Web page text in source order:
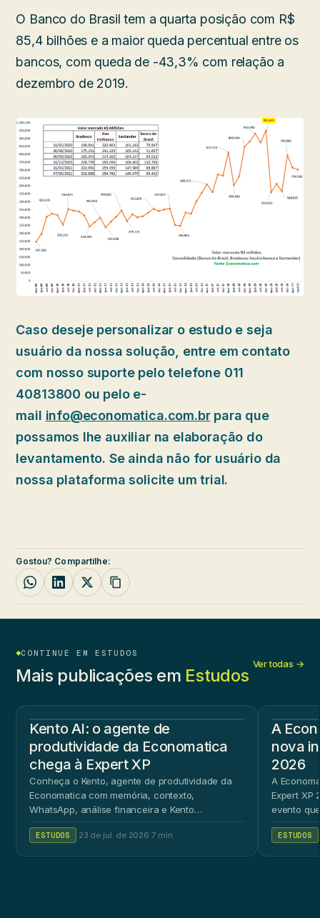
O Banco do Brasil tem a quarta posição com R$
85,4 bilhões e a maior queda percentual entre os
bancos, com queda de -43,3% com relação a
dezembro de 2019.
Caso deseje personalizar o estudo e seja
usuário da nossa solução, entre em contato
com nosso suporte pelo telefone 011
40813800 ou pelo e-
mail info@economatica.com.brpara que
possamos lhe auxiliar na elaboração do
levantamento. Se ainda não for usuário da
nossa plataforma solicite um trial.
Gostou? Compartilhe:
CONTINUE EM ESTUDOS
Mais publicações em Estudos
Ver todas →
Kento AI: o agente de
produtividade da Economatica
chega à Expert XP
Conheça o Kento, agente de produtividade da
Economatica com memória, contexto,
WhatsApp, análise financeira e Kento
ESTUDOS 23 de jul. de 2026 7 min
A
nova
2026
A
Expert XP
evento
ESTUDOS